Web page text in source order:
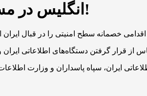
انگلیس در مسیر خصومت؛ ادامه تحرکات ضدایرانی!